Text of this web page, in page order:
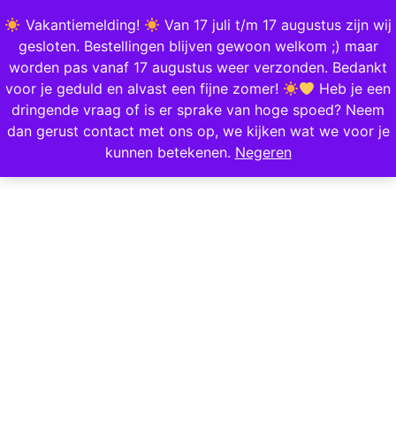
Vakantiemelding!
Van 17 juli t/m 17 augustus zijn wij
gesloten. Bestellingen blijven gewoon welkom ;) maar
worden pas vanaf 17 augustus weer verzonden. Bedankt
voor je geduld en alvast een fijne zomer!
Heb je een
dringende vraag of is er sprake van hoge spoed? Neem
dan gerust contact met ons op, we kijken wat we voor je
kunnen betekenen. Negeren
0
Home/ Mode & Accessoires /Kleding/Tops & Shirts / Lace Top – Licht Blauw